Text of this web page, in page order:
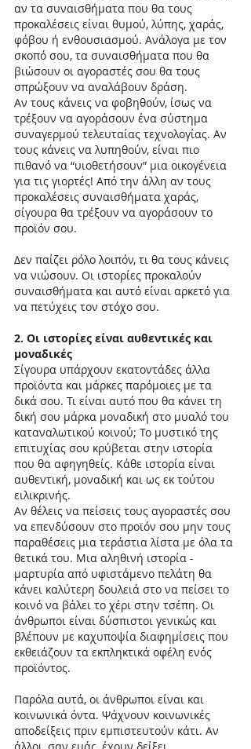
αν τα συναισθήματα που θα τους
προκαλέσεις είναι θυμού, λύπης, χαράς,
φόβου ή ενθουσιασμού. Ανάλογα με τον
σκοπό σου, τα συναισθήματα που θα
βιώσουν οι αγοραστές σου θα τους
σπρώξουν να αναλάβουν δράση.
Αν τους κάνεις να φοβηθούν, ίσως να
τρέξουν να αγοράσουν ένα σύστημα
συναγερμού τελευταίας τεχνολογίας. Αν
τους κάνεις να λυπηθούν, είναι πιο
πιθανό να “υιοθετήσουν” μια οικογένεια
για τις γιορτές! Από την άλλη αν τους
προκαλέσεις συναισθήματα χαράς,
σίγουρα θα τρέξουν να αγοράσουν το
προϊόν σου.
Δεν παίζει ρόλο λοιπόν, τι θα τους κάνεις
να νιώσουν. Οι ιστορίες προκαλούν
συναισθήματα και αυτό είναι αρκετό για
να πετύχεις τον στόχο σου.
2. Οι ιστορίες είναι αυθεντικές και
μοναδικές
Σίγουρα υπάρχουν εκατοντάδες άλλα
προϊόντα και μάρκες παρόμοιες με τα
δικά σου. Τι είναι αυτό που θα κάνει τη
δική σου μάρκα μοναδική στο μυαλό του
καταναλωτικού κοινού; Το μυστικό της
επιτυχίας σου κρύβεται στην ιστορία
που θα αφηγηθείς. Κάθε ιστορία είναι
αυθεντική, μοναδική και ως εκ τούτου
ειλικρινής.
Αν θέλεις να πείσεις τους αγοραστές σου
να επενδύσουν στο προϊόν σου μην τους
παραθέσεις μια τεράστια λίστα με όλα τα
θετικά του. Μια αληθινή ιστορία -
μαρτυρία από υφιστάμενο πελάτη θα
κάνει καλύτερη δουλειά στο να πείσει το
κοινό να βάλει το χέρι στην τσέπη. Οι
άνθρωποι είναι δύσπιστοι γενικώς και
βλέπουν με καχυποψία διαφημίσεις που
εκθειάζουν τα εκπληκτικά οφέλη ενός
προϊόντος.
Παρόλα αυτά, οι άνθρωποι είναι και
κοινωνικά όντα. Ψάχνουν κοινωνικές
αποδείξεις πριν εμπιστευτούν κάτι. Αν